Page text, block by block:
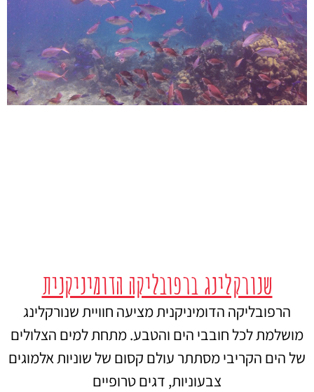
שנורקלינג ברפובליקה הדומיניקנית
הרפובליקה הדומיניקנית מציעה חוויית שנורקלינג
מושלמת לכל חובבי הים והטבע. מתחת למים הצלולים
של הים הקריבי מסתתר עולם קסום של שוניות אלמוגים
צבעוניות, דגים טרופיים